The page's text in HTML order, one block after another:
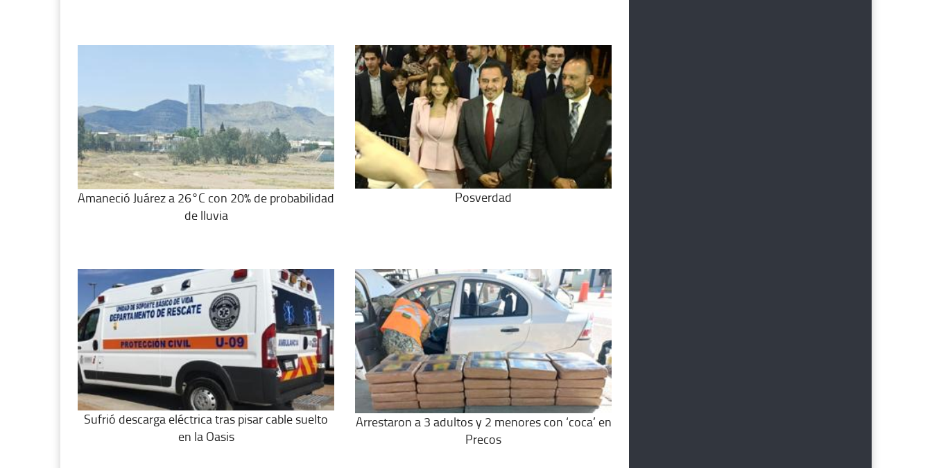
Amaneció Juárez a 26°C con 20% de probabilidad
de lluvia
Posverdad
Sufrió descarga eléctrica tras pisar cable suelto
en la Oasis
Arrestaron a 3 adultos y 2 menores con ‘coca’ en
Precos